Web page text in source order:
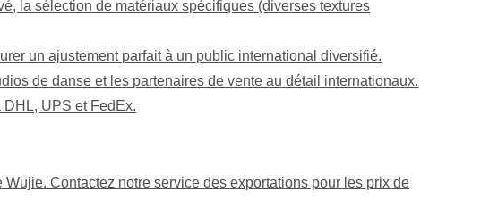
la sélection de matériaux spécifiques (diverses textures
un ajustement parfait à un public international diversifié.
de danse et les partenaires de vente au détail internationaux.
UPS et FedEx.
Contactez notre service des exportations pour les prix de